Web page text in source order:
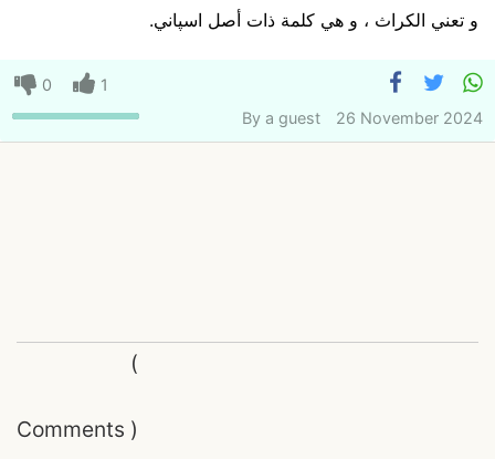
و تعني الكراث ، و هي كلمة ذات أصل اسپاني.
0
1
By a guest 26 November 2024
Comments
(
)